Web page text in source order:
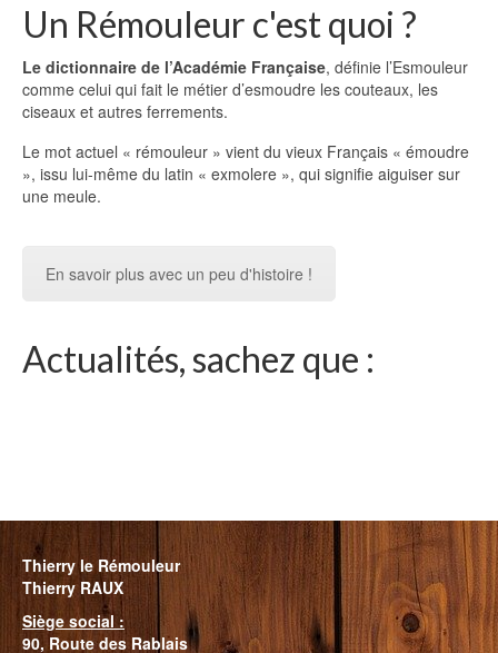
Un Rémouleur c'est quoi ?
Le dictionnaire de l’Académie Française, définie l’Esmouleur
comme celui qui fait le métier d’esmoudre les couteaux, les
ciseaux et autres ferrements.
Le mot actuel « rémouleur » vient du vieux Français « émoudre
», issu lui-même du latin « exmolere », qui signifie aiguiser sur
une meule.
En savoir plus avec un peu d'histoire !
Actualités, sachez que :
Thierry le Rémouleur
Thierry RAUX
Siège social :
90, Route des Rablais